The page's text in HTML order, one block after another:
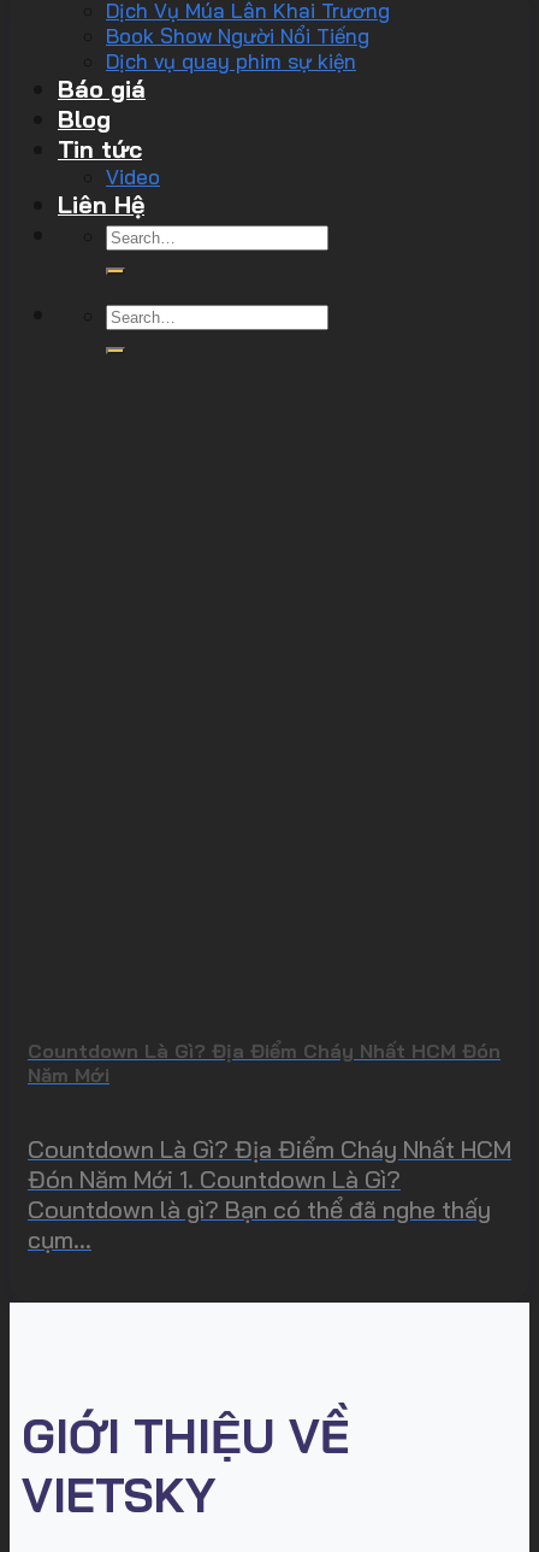
Dịch Vụ Múa Lân Khai Trương
Book Show Người Nổi Tiếng
Dịch vụ quay phim sự kiện
Báo giá
Blog
Tin tức
Video
Liên Hệ
Countdown Là Gì? Địa Điểm Cháy Nhất HCM Đón
Năm Mới
Countdown Là Gì? Địa Điểm Cháy Nhất HCM
Đón Năm Mới 1. Countdown Là Gì?
Countdown là gì? Bạn có thể đã nghe thấy
cụm...
GIỚI THIỆU VỀ
VIETSKY